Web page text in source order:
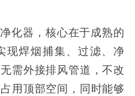
化器，核心在于成熟的
现焊烟捕集、过滤、净
需外接排风管道，不改
用顶部空间，同时能够